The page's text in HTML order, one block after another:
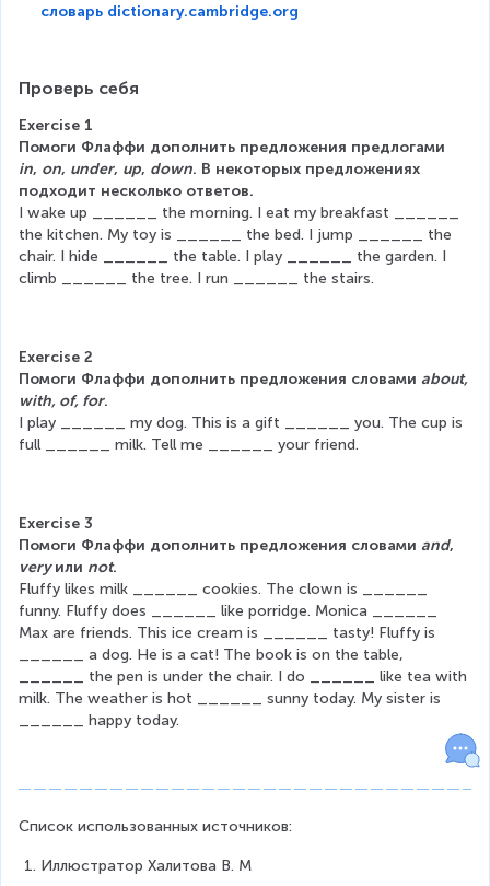
словарь dictionary.cambridge.org
Проверь себя
Exercise 1
Помоги Флаффи дополнить предложения предлогами
in, on, under, up, down. В некоторых предложениях
подходит несколько ответов.
I wake up ______ the morning. I eat my breakfast ______
the kitchen. My toy is ______ the bed. I jump ______ the
chair. I hide ______ the table. I play ______ the garden. I
climb ______ the tree. I run ______ the stairs.
Exercise 2
Помоги Флаффи дополнить предложения словами about,
with, of, for.
I play ______ my dog. This is a gift ______ you. The cup is
full ______ milk. Tell me ______ your friend.
Exercise 3
Помоги Флаффи дополнить предложения словами and,
very или not.
Fluffy likes milk ______ cookies. The clown is ______
funny. Fluffy does ______ like porridge. Monica ______
Max are friends. This ice cream is ______ tasty! Fluffy is
______ a dog. He is a cat! The book is on the table,
______ the pen is under the chair. I do ______ like tea with
milk. The weather is hot ______ sunny today. My sister is
______ happy today.
Список использованных источников:
Иллюстратор Халитова В. М